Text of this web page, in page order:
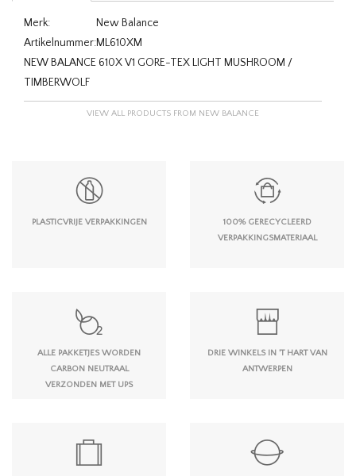
Merk:
New Balance
Artikelnummer:ML610XM
NEW BALANCE 610X V1 GORE-TEX LIGHT MUSHROOM /
TIMBERWOLF
VIEW ALL PRODUCTS FROM NEW BALANCE
PLASTICVRIJE VERPAKKINGEN
100% GERECYCLEERD
VERPAKKINGSMATERIAAL
ALLE PAKKETJES WORDEN
CARBON NEUTRAAL
VERZONDEN MET UPS
DRIE WINKELS IN 'T HART VAN
ANTWERPEN